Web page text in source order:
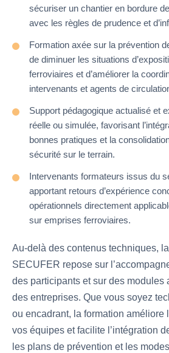
sécuriser un chantier en bordure
avec les règles de prudence et
Formation axée sur la prévention
de diminuer les situations
ferroviaires et d’améliorer la
intervenants et agents de
Support pédagogique actualisé et
réelle ou simulée, favorisant
bonnes pratiques et la
sécurité sur le terrain.
Intervenants formateurs issus du
apportant retours d’expérience
opérationnels directement
sur emprises ferroviaires.
Au-delà des contenus techniques,
SECUFER repose sur
des participants et sur des modules
des entreprises. Que vous soyez
ou encadrant, la formation améliore
vos équipes et facilite l’intégration
les plans de prévention et les